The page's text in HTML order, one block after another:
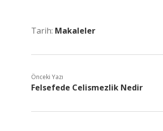
Tarih: Makaleler
Önceki Yazı
Felsefede Celismezlik Nedir